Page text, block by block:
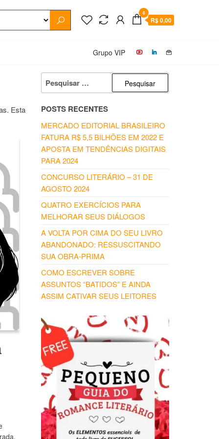
0
R$ 0,00
Grupo VIP
Esta
PESQUISAR
POR:
POSTS RECENTES
MERCADO EDITORIAL BRASILEIRO
FATURA R$ 5,5 BILHÕES EM 2022 E
APOSTA EM TENDÊNCIAS DIGITAIS
PARA 2024
CONCURSO LITERÁRIO – 31 DE
AGOSTO 2024
QUATRO EXERCÍCIOS PARA
MELHORAR SEUS DIÁLOGOS
A VOLTA POR CIMA DO SEU LIVRO
ABANDONADO: RESSUSCITANDO
SUA OBRA-PRIMA
COMO ESCREVER SOBRE
ASSUNTOS “BATIDOS” E AINDA
ASSIM CATIVAR SEUS LEITORES